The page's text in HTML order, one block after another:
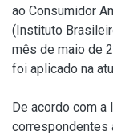
ao Consumidor
(Instituto
mês de maio de
foi aplicado na
De acordo com
correspondentes